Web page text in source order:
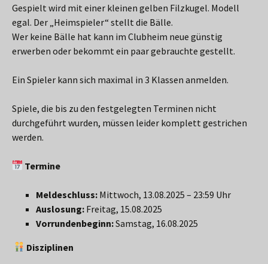
Gespielt wird mit einer kleinen gelben Filzkugel. Modell
egal. Der „Heimspieler“ stellt die Bälle.
Wer keine Bälle hat kann im Clubheim neue günstig
erwerben oder bekommt ein paar gebrauchte gestellt.
Ein Spieler kann sich maximal in 3 Klassen anmelden.
Spiele, die bis zu den festgelegten Terminen nicht
durchgeführt wurden, müssen leider komplett gestrichen
werden.
Termine
Meldeschluss: Mittwoch, 13.08.2025 – 23:59 Uhr
Auslosung: Freitag, 15.08.2025
Vorrundenbeginn:Samstag, 16.08.2025
Disziplinen